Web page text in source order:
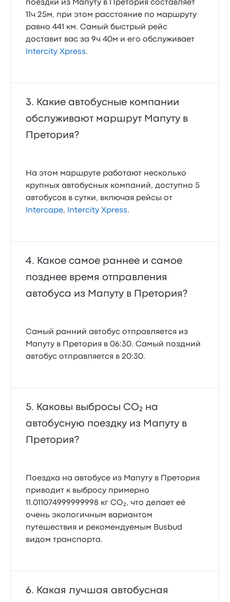
поездки из Мапуту в Претория составляет
11ч 25м, при этом расстояние по маршруту
равно 441 км. Самый быстрый рейс
доставит вас за 9ч 40м и его обслуживает
Intercity Xpress.
Какие автобусные компании
обслуживают маршрут Мапуту в
Претория?
На этом маршруте работают несколько
крупных автобусных компаний, доступно 5
автобусов в сутки, включая рейсы от
Intercape, Intercity Xpress.
Какое самое раннее и самое
позднее время отправления
автобуса из Мапуту в Претория?
Самый ранний автобус отправляется из
Мапуту в Претория в 06:30. Самый поздний
автобус отправляется в 20:30.
Каковы выбросы CO₂ на
автобусную поездку из Мапуту в
Претория?
Поездка на автобусе из Мапуту в Претория
приводит к выбросу примерно
11.011074999999998 кг CO₂, что делает её
очень экологичным вариантом
путешествия и рекомендуемым Busbud
видом транспорта.
Какая лучшая автобусная